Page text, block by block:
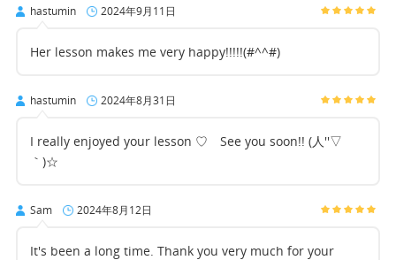
hastumin 2024年9月11日
Her lesson makes me very happy!!!!!(#^^#)
hastumin 2024年8月31日
I really enjoyed your lesson ♡ See you soon!! (人''▽
｀)☆
Sam 2024年8月12日
It's been a long time. Thank you very much for your